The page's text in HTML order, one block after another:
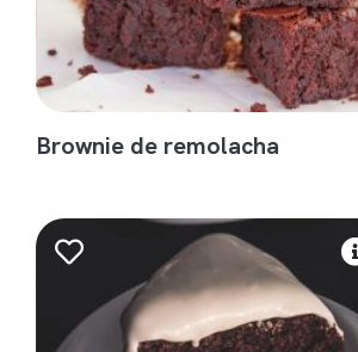
Brownie de remolacha